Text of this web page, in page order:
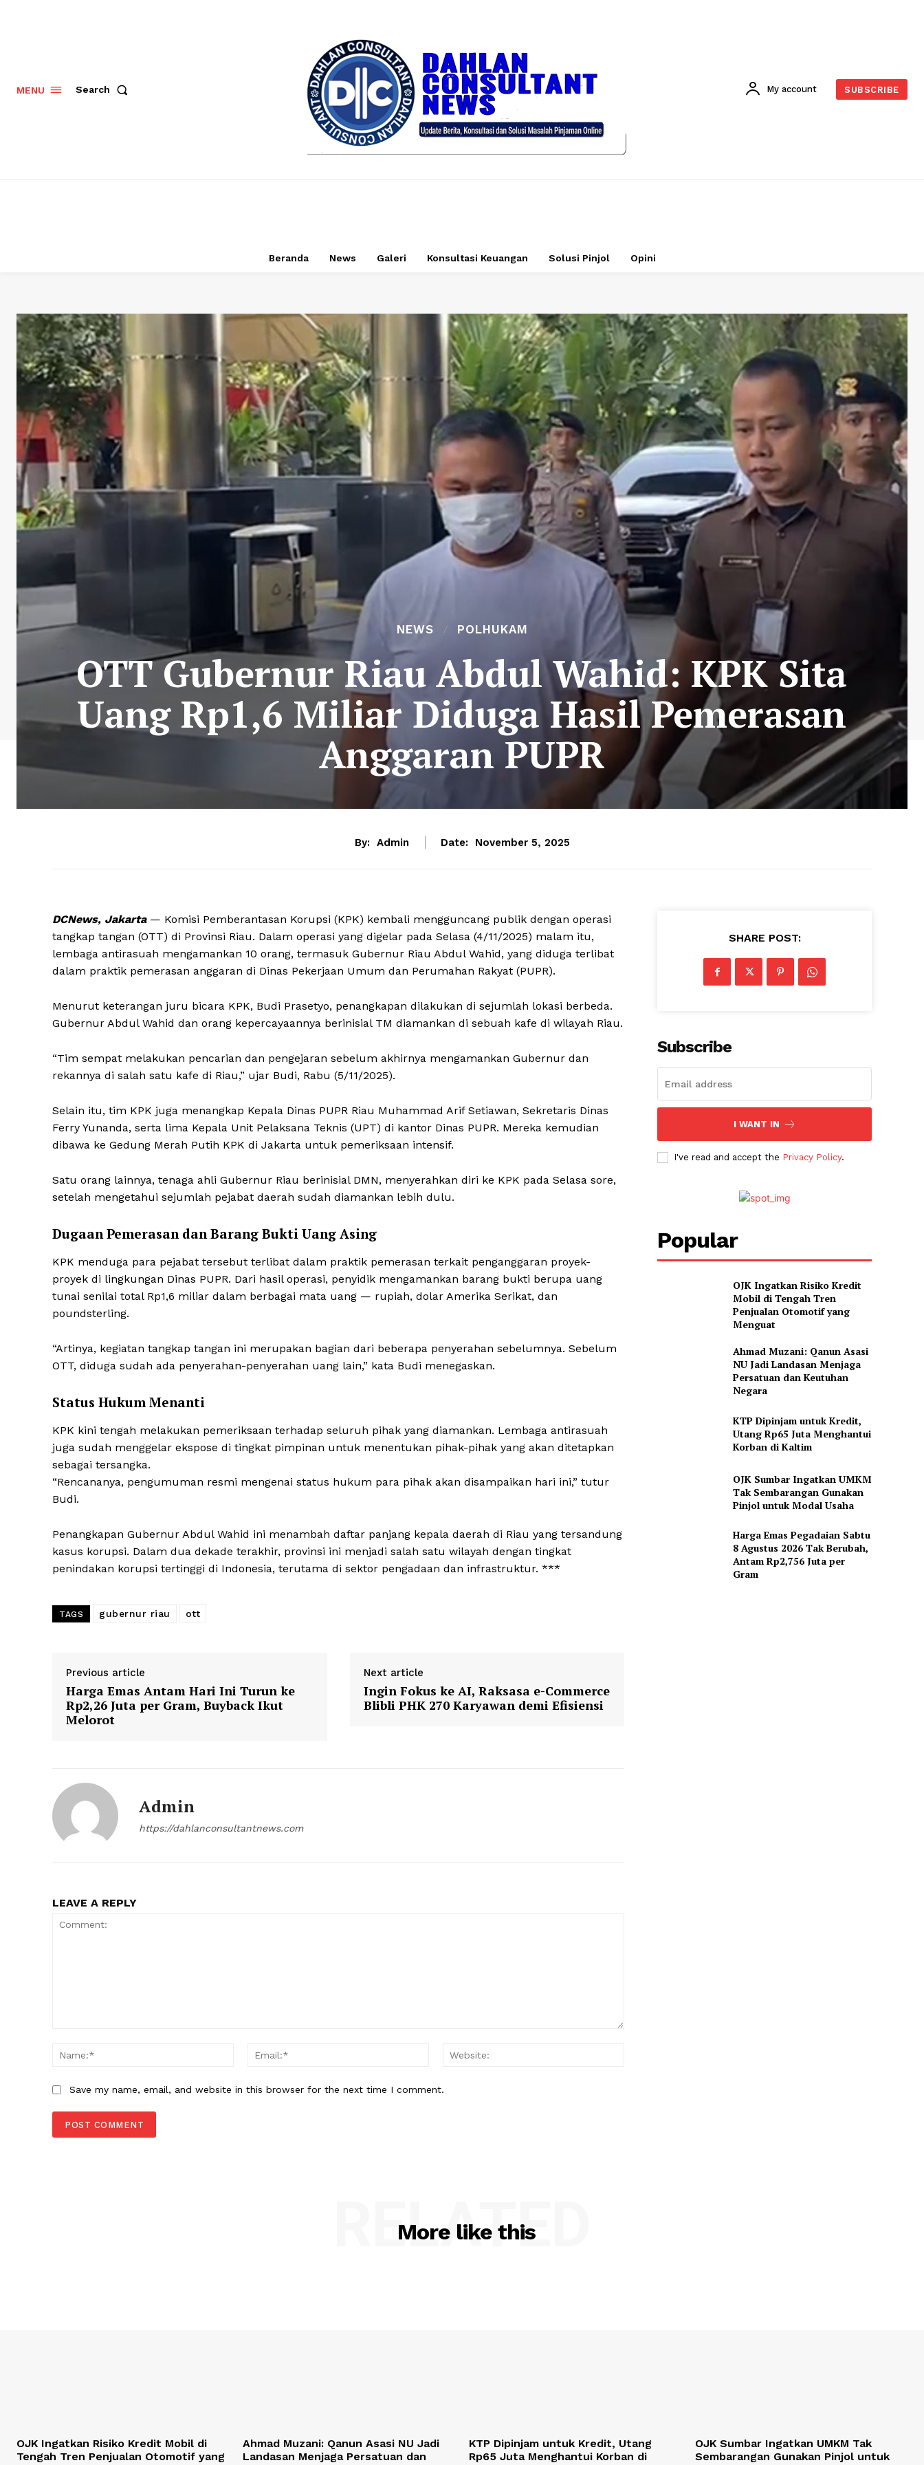
MENU Search My account SUBSCRIBE
Beranda News Galeri Konsultasi Keuangan Solusi Pinjol Opini
NEWS POLHUKAM
OTT Gubernur Riau Abdul Wahid: KPK Sita
Uang Rp1,6 Miliar Diduga Hasil Pemerasan
Anggaran PUPR
By: Admin Date: November 5, 2025
DCNews, Jakarta— Komisi Pemberantasan Korupsi (KPK) kembali mengguncang publik dengan operasi
tangkap tangan (OTT) di Provinsi Riau. Dalam operasi yang digelar pada Selasa (4/11/2025) malam itu,
lembaga antirasuah mengamankan 10 orang, termasuk Gubernur Riau Abdul Wahid, yang diduga terlibat
dalam praktik pemerasan anggaran di Dinas Pekerjaan Umum dan Perumahan Rakyat (PUPR).
Menurut keterangan juru bicara KPK, Budi Prasetyo, penangkapan dilakukan di sejumlah lokasi berbeda.
Gubernur Abdul Wahid dan orang kepercayaannya berinisial TM diamankan di sebuah kafe di wilayah Riau.
“Tim sempat melakukan pencarian dan pengejaran sebelum akhirnya mengamankan Gubernur dan
rekannya di salah satu kafe di Riau,” ujar Budi, Rabu (5/11/2025).
Selain itu, tim KPK juga menangkap Kepala Dinas PUPR Riau Muhammad Arif Setiawan, Sekretaris Dinas
Ferry Yunanda, serta lima Kepala Unit Pelaksana Teknis (UPT) di kantor Dinas PUPR. Mereka kemudian
dibawa ke Gedung Merah Putih KPK di Jakarta untuk pemeriksaan intensif.
Satu orang lainnya, tenaga ahli Gubernur Riau berinisial DMN, menyerahkan diri ke KPK pada Selasa sore,
setelah mengetahui sejumlah pejabat daerah sudah diamankan lebih dulu.
Dugaan Pemerasan dan Barang Bukti Uang Asing
KPK menduga para pejabat tersebut terlibat dalam praktik pemerasan terkait penganggaran proyek-
proyek di lingkungan Dinas PUPR. Dari hasil operasi, penyidik mengamankan barang bukti berupa uang
tunai senilai total Rp1,6 miliar dalam berbagai mata uang — rupiah, dolar Amerika Serikat, dan
poundsterling.
“Artinya, kegiatan tangkap tangan ini merupakan bagian dari beberapa penyerahan sebelumnya. Sebelum
OTT, diduga sudah ada penyerahan-penyerahan uang lain,” kata Budi menegaskan.
Status Hukum Menanti
KPK kini tengah melakukan pemeriksaan terhadap seluruh pihak yang diamankan. Lembaga antirasuah
juga sudah menggelar ekspose di tingkat pimpinan untuk menentukan pihak-pihak yang akan ditetapkan
sebagai tersangka.
“Rencananya, pengumuman resmi mengenai status hukum para pihak akan disampaikan hari ini,” tutur
Budi.
Penangkapan Gubernur Abdul Wahid ini menambah daftar panjang kepala daerah di Riau yang tersandung
kasus korupsi. Dalam dua dekade terakhir, provinsi ini menjadi salah satu wilayah dengan tingkat
penindakan korupsi tertinggi di Indonesia, terutama di sektor pengadaan dan infrastruktur. ***
TAGS gubernur riau ott
Previous article
Harga Emas Antam Hari Ini Turun ke
Rp2,26 Juta per Gram, Buyback Ikut
Melorot
Next article
Ingin Fokus ke AI, Raksasa e-Commerce
Blibli PHK 270 Karyawan demi Efisiensi
Admin
https://dahlanconsultantnews.com
LEAVE A REPLY
Name:*
Email:*
Save my name, email, and website in this browser for the next time I comment.
SHARE POST:
Subscribe
I WANT IN
I've read and accept the Privacy Policy.
Popular
OJK Ingatkan Risiko Kredit
Mobil di Tengah Tren
Penjualan Otomotif yang
Menguat
Ahmad Muzani: Qanun Asasi
NU Jadi Landasan Menjaga
Persatuan dan Keutuhan
Negara
KTP Dipinjam untuk Kredit,
Utang Rp65 Juta Menghantui
Korban di Kaltim
OJK Sumbar Ingatkan UMKM
Tak Sembarangan Gunakan
Pinjol untuk Modal Usaha
Harga Emas Pegadaian Sabtu
8 Agustus 2026 Tak Berubah,
Antam Rp2,756 Juta per
Gram
More like this
RELATED
OJK Ingatkan Risiko Kredit Mobil di
Tengah Tren Penjualan Otomotif yang
Ahmad Muzani: Qanun Asasi NU Jadi
Landasan Menjaga Persatuan dan
KTP Dipinjam untuk Kredit, Utang
Rp65 Juta Menghantui Korban di
OJK Sumbar Ingatkan UMKM Tak
Sembarangan Gunakan Pinjol untuk